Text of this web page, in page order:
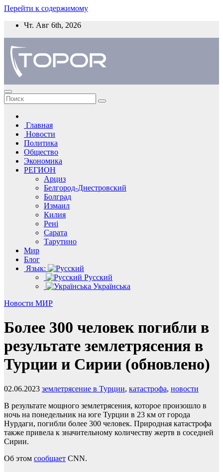
Перейти к содержимому
Чт. Авг 6th, 2026
Главная
Новости
Политика
Общество
Экономика
РЕГИОН
Арциз
Белгород-Днестровский
Болград
Измаил
Килия
Рені
Сарата
Тарутино
Мир
Блог
Язык:
Русский
Українська
Новости МИР
Более 300 человек погибли в
результате землетрясения в
Турции и Сирии (обновлено)
02.06.2023 землетрясение в Турции, катастрофа, новости
В результате мощного землетрясения, которое произошло в
ночь на понедельник на юге Турции в 23 км от города
Нурдаги, погибли более 300 человек. Природная катастрофа
также привела к значительному количеству жертв в соседней
Сирии.
Об этом сообщает CNN.